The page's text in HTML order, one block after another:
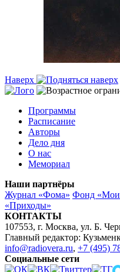
Наверх
Программы
Расписание
Авторы
Дело дня
О нас
Мемориал
Наши партнёры
Журнал «Фома» Фонд «Мои
«Приходы»
КОНТАКТЫ
107553, г. Москва, ул. Б.
Главный редактор:
info@radiovera.ru, +7 (495)
Социальные сети